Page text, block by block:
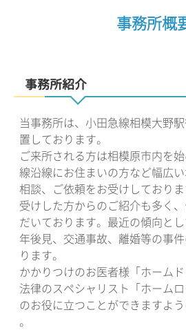
事務所概
事務所紹介
当事務所は、小田急線相模大野
置しております。
ご来所される方は相模原市内を
線沿線にお住まいの方など幅広
相談、ご依頼をお受けしており
受けした方からのご紹介も多く
だいております。最近の傾向と
年後見、交通事故、離婚等の事
ります。
かかりつけのお医者様「ホームド
法律のスペシャリスト「ホーム
のお役に立つことができますよ
。